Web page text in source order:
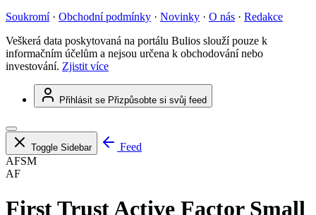
Soukromí · Obchodní podmínky · Novinky · O nás · Redakce
Veškerá data poskytovaná na portálu Bulios slouží pouze k
informačním účelům a nejsou určena k obchodování nebo
investování. Zjistit více
Přihlásit se Přizpůsobte si svůj feed
Toggle Sidebar
Feed
AFSM
AF
First Trust Active Factor Small